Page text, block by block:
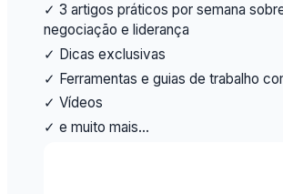
✓ 3 artigos práticos por semana
negociação e liderança
✓ Dicas exclusivas
✓ Ferramentas e guias de trabalho
✓ Vídeos
✓ e muito mais…